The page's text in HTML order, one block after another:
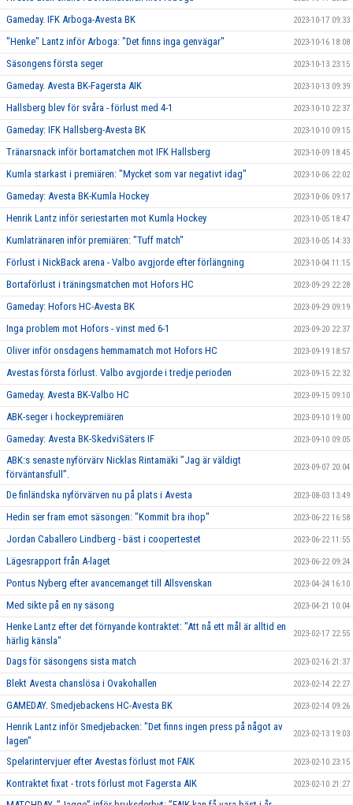
Gameday. IFK Arboga-Avesta BK 2023-10-17 09:33
"Henke" Lantz inför Arboga: "Det finns inga genvägar" 2023-10-16 18:08
Säsongens första seger 2023-10-13 23:15
Gameday. Avesta BK-Fagersta AIK 2023-10-13 09:39
Hallsberg blev för svåra - förlust med 4-1 2023-10-10 22:37
Gameday: IFK Hallsberg-Avesta BK 2023-10-10 09:15
Tränarsnack inför bortamatchen mot IFK Hallsberg 2023-10-09 18:45
Kumla starkast i premiären: "Mycket som var negativt idag" 2023-10-06 22:02
Gameday: Avesta BK-Kumla Hockey 2023-10-06 09:17
Henrik Lantz inför seriestarten mot Kumla Hockey 2023-10-05 18:47
Kumlatränaren inför premiären: "Tuff match" 2023-10-05 14:33
Förlust i NickBack arena - Valbo avgjorde efter förlängning 2023-10-04 11:15
Bortaförlust i träningsmatchen mot Hofors HC 2023-09-29 22:28
Gameday: Hofors HC-Avesta BK 2023-09-29 09:19
Inga problem mot Hofors - vinst med 6-1 2023-09-20 22:37
Oliver inför onsdagens hemmamatch mot Hofors HC 2023-09-19 18:57
Avestas första förlust. Valbo avgjorde i tredje perioden 2023-09-15 22:32
Gameday. Avesta BK-Valbo HC 2023-09-15 09:10
ABK-seger i hockeypremiären 2023-09-10 19:00
Gameday: Avesta BK-SkedviSäters IF 2023-09-10 09:05
ABK:s senaste nyförvärv Nicklas Rintamäki ”Jag är väldigt
förväntansfull”.
2023-09-07 20:04
De finländska nyförvärven nu på plats i Avesta 2023-08-03 13:49
Hedin ser fram emot säsongen: "Kommit bra ihop" 2023-06-22 16:58
Jordan Caballero Lindberg - bäst i coopertestet 2023-06-22 11:55
Lägesrapport från A-laget 2023-06-22 09:24
Pontus Nyberg efter avancemanget till Allsvenskan 2023-04-24 16:10
Med sikte på en ny säsong 2023-04-21 10:04
Henke Lantz efter det förnyande kontraktet: "Att nå ett mål är alltid en
härlig känsla"
2023-02-17 22:55
Dags för säsongens sista match 2023-02-16 21:37
Blekt Avesta chanslösa i Ovakohallen 2023-02-14 22:27
GAMEDAY. Smedjebackens HC-Avesta BK 2023-02-14 09:26
Henrik Lantz inför Smedjebacken: "Det finns ingen press på något av
lagen"
2023-02-13 19:03
Spelarintervjuer efter Avestas förlust mot FAIK 2023-02-10 23:15
Kontraktet fixat - trots förlust mot Fagersta AIK 2023-02-10 21:27